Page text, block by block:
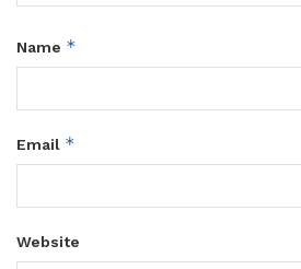
Name *
Email *
Website